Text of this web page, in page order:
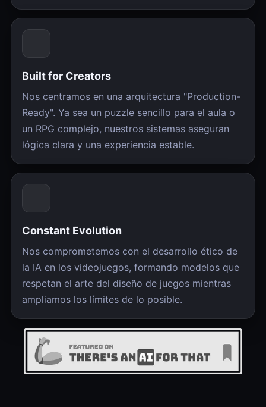
Built for Creators
Nos centramos en una arquitectura "Production-
Ready". Ya sea un puzzle sencillo para el aula o
un RPG complejo, nuestros sistemas aseguran
lógica clara y una experiencia estable.
Constant Evolution
Nos comprometemos con el desarrollo ético de
la IA en los videojuegos, formando modelos que
respetan el arte del diseño de juegos mientras
ampliamos los límites de lo posible.